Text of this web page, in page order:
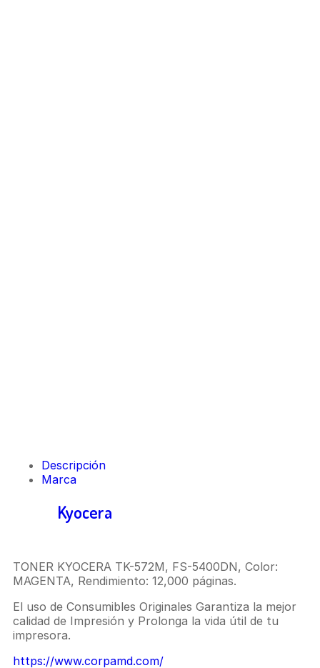
Descripción
Marca
Kyocera
TONER KYOCERA TK-572M, FS-5400DN, Color:
MAGENTA, Rendimiento: 12,000 páginas.
El uso de Consumibles Originales Garantiza la mejor
calidad de Impresión y Prolonga la vida útil de tu
impresora.
https://www.corpamd.com/